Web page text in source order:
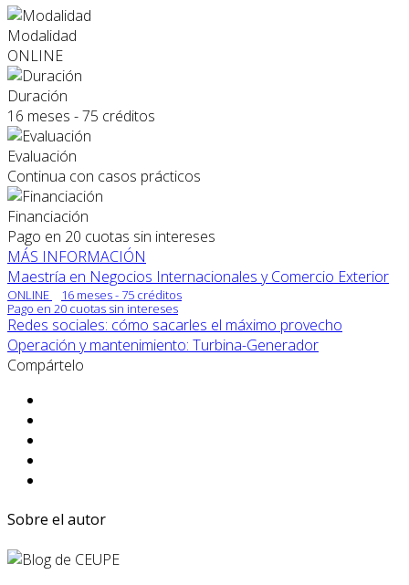
Modalidad
ONLINE
Duración
16 meses - 75 créditos
Evaluación
Continua con casos prácticos
Financiación
Pago en 20 cuotas sin intereses
MÁS INFORMACIÓN
Maestría en Negocios Internacionales y Comercio Exterior
ONLINE
16 meses - 75 créditos
Pago en 20 cuotas sin intereses
Redes sociales: cómo sacarles el máximo provecho
Operación y mantenimiento: Turbina-Generador
Compártelo
Sobre el autor